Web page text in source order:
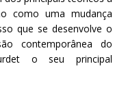
como uma mudança
que se desenvolve o
contemporânea do
o seu principal